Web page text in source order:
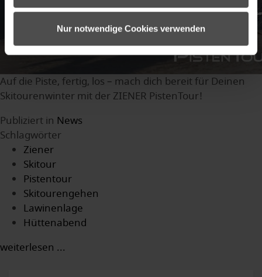
Nur notwendige Cookies verwenden
Auf die Piste, fertig, los – mach dich bereit für Deinen
Skitourenwinter mit der ZIENER PistenTour!
Publiziert in News
Schlagwörter
Ziener
Skitour
Pistentour
Skitourengehen
Lawinenlage
Hüttenabend
weiterlesen ...